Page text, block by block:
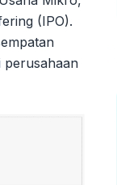
(IPO).
perusahaan